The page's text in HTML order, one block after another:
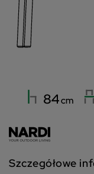
Szczegółowe